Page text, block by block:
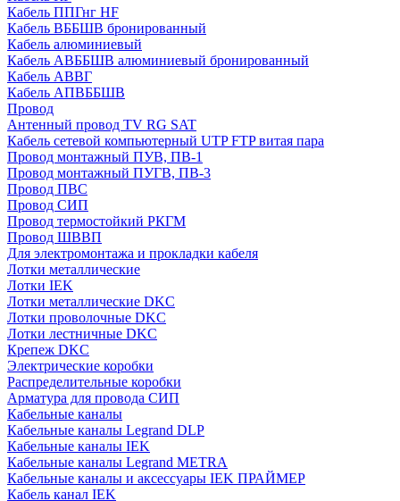
Кабель ППГнг HF
Кабель ВББШВ бронированный
Кабель алюминиевый
Кабель АВББШВ алюминиевый бронированный
Кабель АВВГ
Кабель АПВББШВ
Провод
Антенный провод TV RG SAT
Кабель сетевой компьютерный UTP FTP витая пара
Провод монтажный ПУВ, ПВ-1
Провод монтажный ПУГВ, ПВ-3
Провод ПВС
Провод СИП
Провод термостойкий РКГМ
Провод ШВВП
Для электромонтажа и прокладки кабеля
Лотки металлические
Лотки IEK
Лотки металлические DKC
Лотки проволочные DKC
Лотки лестничные DKC
Крепеж DKC
Электрические коробки
Распределительные коробки
Арматура для провода СИП
Кабельные каналы
Кабельные каналы Legrand DLP
Кабельные каналы IEK
Кабельные каналы Legrand METRA
Кабельные каналы и аксессуары IEK ПРАЙМЕР
Кабель канал IEK